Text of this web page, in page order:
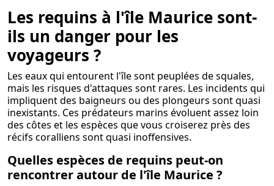
Les requins à l'île Maurice sont-
ils un danger pour les
voyageurs ?
Les eaux qui entourent l'île sont peuplées de squales,
mais les risques d'attaques sont rares. Les incidents qui
impliquent des baigneurs ou des plongeurs sont quasi
inexistants. Ces prédateurs marins évoluent assez loin
des côtes et les espèces que vous croiserez près des
récifs coralliens sont quasi inoffensives.
Quelles espèces de requins peut-on
rencontrer autour de l'île Maurice ?